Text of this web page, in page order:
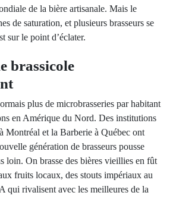
de la bière artisanale. Mais le
de saturation, et plusieurs brasseurs se
sur le point d’éclater.
brassicole
plus de microbrasseries par habitant
en Amérique du Nord. Des institutions
à Montréal et la Barberie à Québec ont
génération de brasseurs pousse
loin. On brasse des bières vieillies en fût
fruits locaux, des stouts impériaux au
qui rivalisent avec les meilleures de la